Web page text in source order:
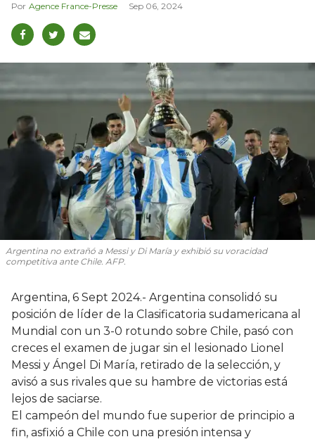
Agence France-Presse Sep 06, 2024
Argentina no extrañó a Messi y Di María y exhibió su voracidad
competitiva ante Chile. AFP.
Argentina, 6 Sept 2024.- Argentina consolidó su
posición de líder de la Clasificatoria sudamericana al
Mundial con un 3-0 rotundo sobre Chile, pasó con
creces el examen de jugar sin el lesionado Lionel
Messi y Ángel Di María, retirado de la selección, y
avisó a sus rivales que su hambre de victorias está
lejos de saciarse.
El campeón del mundo fue superior de principio a
fin, asfixió a Chile con una presión intensa y